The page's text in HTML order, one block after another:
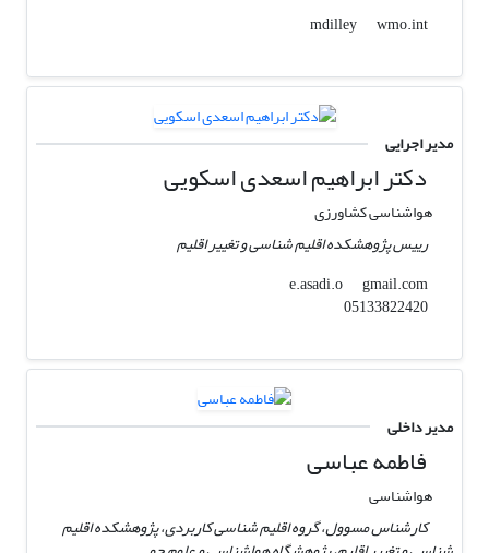
mdilley
wmo.int
مدیر اجرایی
دکتر ابراهیم اسعدی اسکویی
هواشناسی کشاورزی
رییس پژوهشکده اقلیم شناسی و تغییر اقلیم
e.asadi.o
gmail.com
05133822420
مدیر داخلی
فاطمه عباسی
هواشناسی
کارشناس مسوول، گروه اقلیم شناسی کاربردی، پژوهشکده اقلیم